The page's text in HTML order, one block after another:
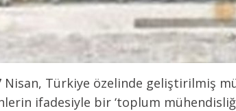
Nisan, Türkiye özelinde geliştirilmiş
ifadesiyle bir ‘toplum